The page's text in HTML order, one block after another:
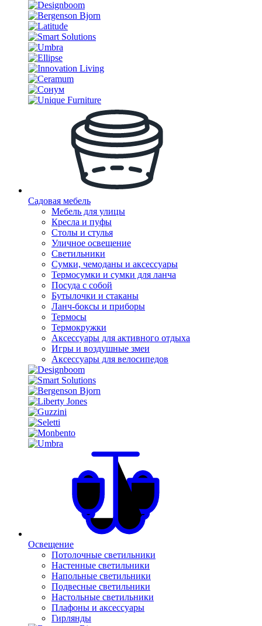
Садовая мебель
Мебель для улицы
Кресла и пуфы
Столы и стулья
Уличное освещение
Светильники
Сумки, чемоданы и аксессуары
Термосумки и сумки для ланча
Посуда с собой
Бутылочки и стаканы
Ланч-боксы и приборы
Термосы
Термокружки
Аксессуары для активного отдыха
Игры и воздушные змеи
Аксессуары для велосипедов
Освещение
Потолочные светильники
Настенные светильники
Напольные светильники
Подвесные светильники
Настольные светильники
Плафоны и аксессуары
Гирлянды